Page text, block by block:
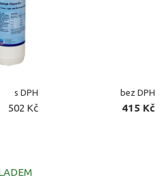
s DPH bez DPH
502 Kč 415 Kč